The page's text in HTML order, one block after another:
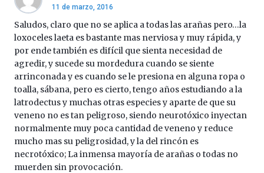
11 de marzo, 2016
Saludos, claro que no se aplica a todas las arañas pero…la
loxoceles laeta es bastante mas nerviosa y muy rápida, y
por ende también es difícil que sienta necesidad de
agredir, y sucede su mordedura cuando se siente
arrinconada y es cuando se le presiona en alguna ropa o
toalla, sábana, pero es cierto, tengo años estudiando a la
latrodectus y muchas otras especies y aparte de que su
veneno no es tan peligroso, siendo neurotóxico inyectan
normalmente muy poca cantidad de veneno y reduce
mucho mas su peligrosidad, y la del rincón es
necrotóxico; La inmensa mayoría de arañas o todas no
muerden sin provocación.